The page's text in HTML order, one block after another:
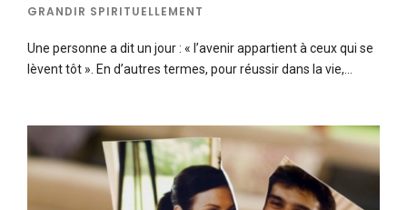
GRANDIR SPIRITUELLEMENT
Une personne a dit un jour : « l’avenir appartient à ceux qui se
lèvent tôt ». En d’autres termes, pour réussir dans la vie,…